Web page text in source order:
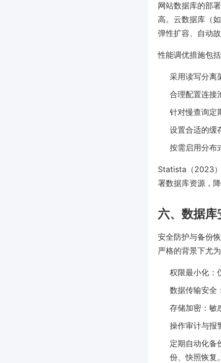
网站数据库的部
高。云数据库（
弹性扩容、自动
性能调优措施包
采用读写分离
合理配置连接
针对慢查询定
设置合适的缓
按需启用分布
Statista（2023
署数据库资源，
六、数据
安全防护与备份
严格的背景下尤
权限最小化：
数据传输安全
存储加密：敏
操作审计与报
定期自动化备
份、快照恢复